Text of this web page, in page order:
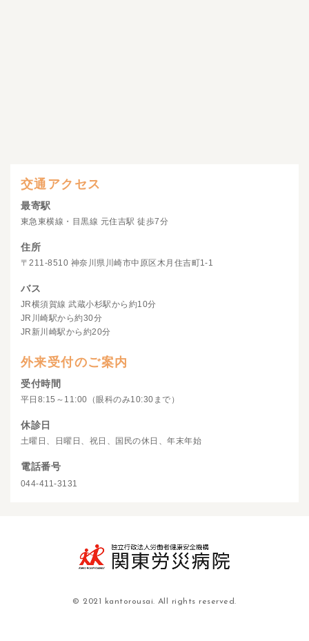
交通アクセス
最寄駅
東急東横線・目黒線 元住吉駅 徒歩7分
住所
〒211-8510 神奈川県川崎市中原区木月住吉町1-1
バス
JR横須賀線 武蔵小杉駅から約10分
JR川崎駅から約30分
JR新川崎駅から約20分
外来受付のご案内
受付時間
平日8:15～11:00（眼科のみ10:30まで）
休診日
土曜日、日曜日、祝日、国民の休日、年末年始
電話番号
044-411-3131
© 2021 kantorousai. All rights reserved.